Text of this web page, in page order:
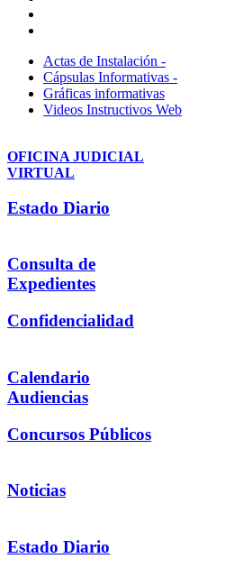
Actas de Instalación -
Cápsulas Informativas -
Gráficas informativas
Videos Instructivos Web
OFICINA JUDICIAL
VIRTUAL
Estado Diario
Consulta de
Expedientes
Confidencialidad
Calendario
Audiencias
Concursos Públicos
Noticias
Estado Diario